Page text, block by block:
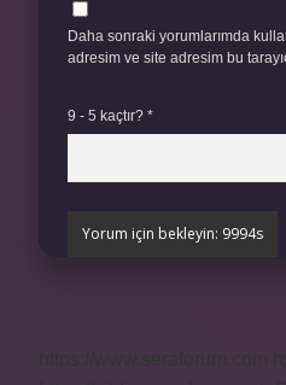
Daha sonraki yorumlarımda
adresim ve site adresim bu
9 - 5 kaçtır? *